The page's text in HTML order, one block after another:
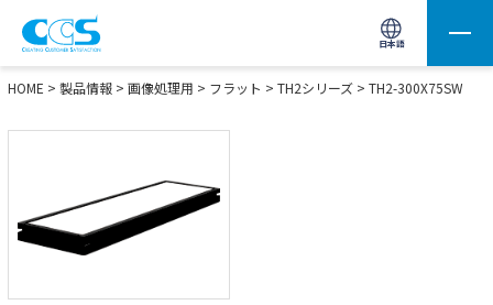
日本語
画像処理用の製品検索 サイト内検索(Enterで実行)
HOME > 製品情報 > 画像処理用 > フラット > TH2シリーズ > TH2-300X75SW